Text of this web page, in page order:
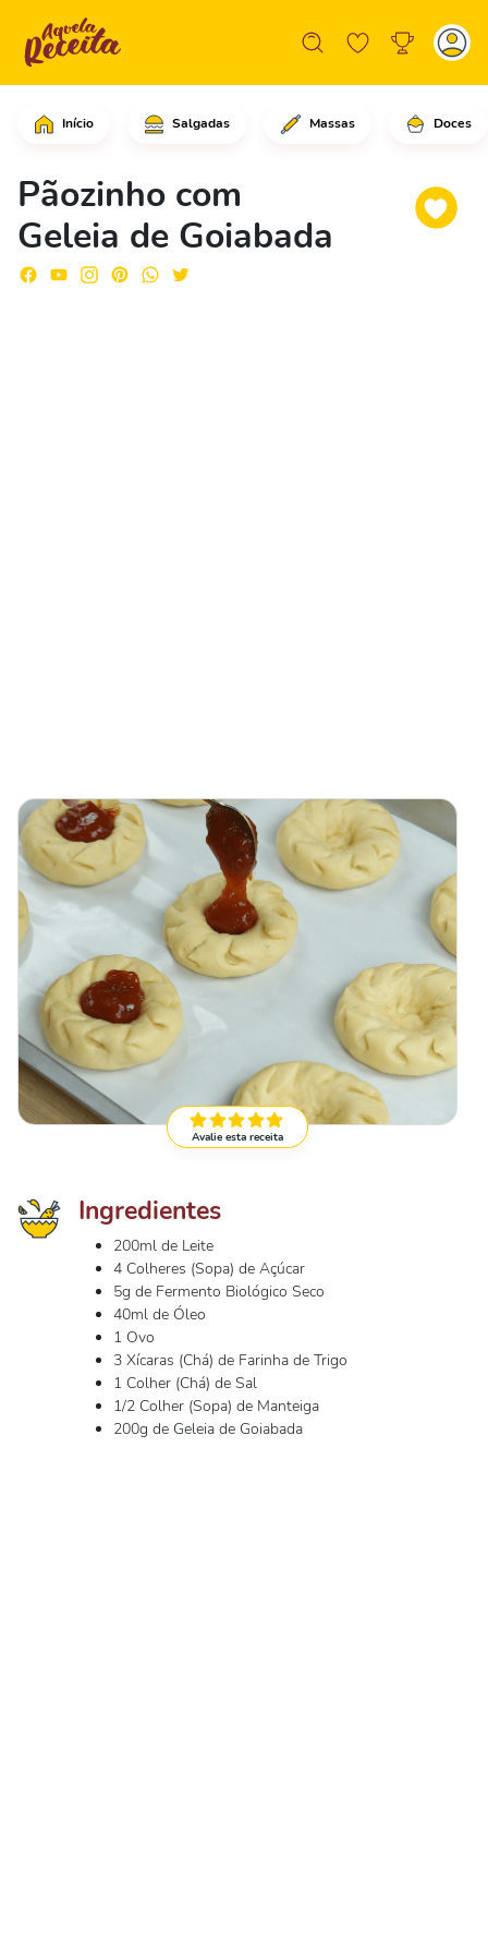
Início Salgadas Massas Doces
Pãozinho com
Geleia de Goiabada
Em uma tigela, comece colocando
Avalie esta receita
Ingredientes
200ml de Leite
4 Colheres (Sopa) de Açúcar
5g de Fermento Biológico Seco
40ml de Óleo
1 Ovo
3 Xícaras (Chá) de Farinha de Trigo
1 Colher (Chá) de Sal
1/2 Colher (Sopa) de Manteiga
200g de Geleia de Goiabada